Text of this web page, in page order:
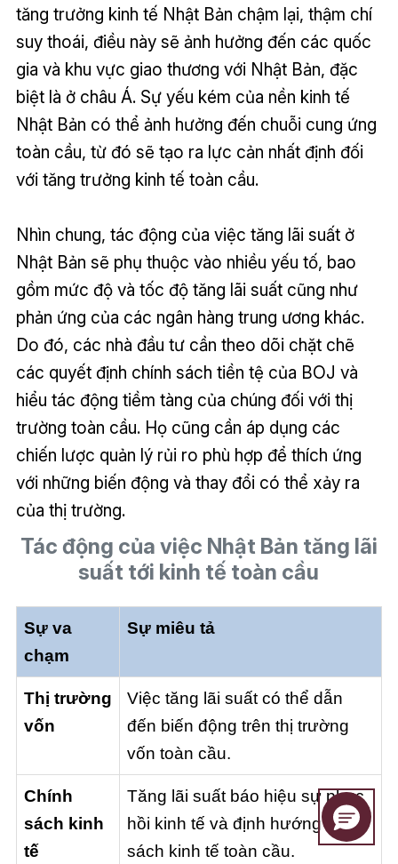
tăng trưởng kinh tế Nhật Bản chậm lại, thậm chí
suy thoái, điều này sẽ ảnh hưởng đến các quốc
gia và khu vực giao thương với Nhật Bản, đặc
biệt là ở châu Á. Sự yếu kém của nền kinh tế
Nhật Bản có thể ảnh hưởng đến chuỗi cung ứng
toàn cầu, từ đó sẽ tạo ra lực cản nhất định đối
với tăng trưởng kinh tế toàn cầu.
Nhìn chung, tác động của việc tăng lãi suất ở
Nhật Bản sẽ phụ thuộc vào nhiều yếu tố, bao
gồm mức độ và tốc độ tăng lãi suất cũng như
phản ứng của các ngân hàng trung ương khác.
Do đó, các nhà đầu tư cần theo dõi chặt chẽ
các quyết định chính sách tiền tệ của BOJ và
hiểu tác động tiềm tàng của chúng đối với thị
trường toàn cầu. Họ cũng cần áp dụng các
chiến lược quản lý rủi ro phù hợp để thích ứng
với những biến động và thay đổi có thể xảy ra
của thị trường.
Tác động của việc Nhật Bản tăng lãi
suất tới kinh tế toàn cầu
Sự va
chạm
Sự miêu tả
Thị trường
vốn
Việc tăng lãi suất có thể dẫn
đến biến động trên thị trường
vốn toàn cầu.
Chính
sách kinh
tế
Tăng lãi suất báo hiệu sự phục
hồi kinh tế và định hướng chính
sách kinh tế toàn cầu.